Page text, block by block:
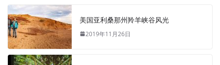
美国亚利桑那州羚羊峡谷风光
2019年11月26日